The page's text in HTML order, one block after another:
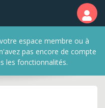
✅
espace membre ou à
pas encore de compte
les fonctionnalités.